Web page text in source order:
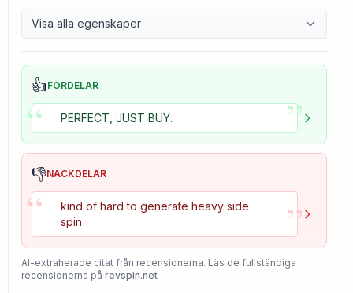
Control 9.7
Tackiness 4.7
Visa alla egenskaper
👍FÖRDELAR
“ PERFECT, JUST BUY. ”
👎NACKDELAR
“
kind of hard to generate heavy side
spin
”
AI-extraherade citat från recensionerna. Läs de fullständiga
recensionerna på revspin.net